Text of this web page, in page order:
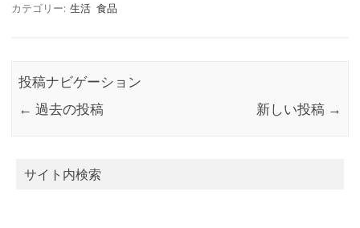
カテゴリー: 生活 食品
投稿ナビゲーション
← 過去の投稿 新しい投稿 →
サイト内検索